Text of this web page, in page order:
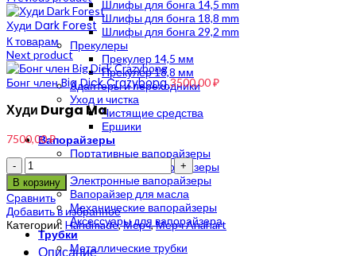
Шлифы для бонга 14,5 mm
Шлифы для бонга 18,8 mm
Шлифы для бонга 29,2 mm
Прекулеры
Прекулер 14,5 мм
Прекулер 18,8 мм
Адаптеры и переходники
Уход и чистка
Чистящие средства
Ершики
Вапорайзеры
Портативные вапорайзеры
Стационарные вапорайзеры
Электронные вапорайзеры
Вапорайзер для масла
Механические вапорайзеры
Аксессуары для вапорайзера
Трубки
Металлические трубки
Худи Dark Forest
К товарам
Next product
Бонг член Big Dick Crazybong3500,00₽
Худи Durga Ma
7500,00₽
Количество
В корзину
Сравнить
Добавить в избранное
Категории: Handmade,Мерч,Мерч Anahart
Описание